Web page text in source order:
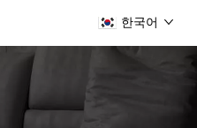
한국어